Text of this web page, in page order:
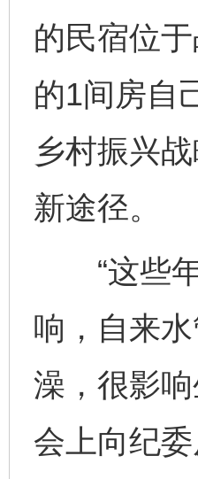
的民宿位
的1间房自
乡村振兴
新途径。
“这些年
响，自来
澡，很影
会上向纪